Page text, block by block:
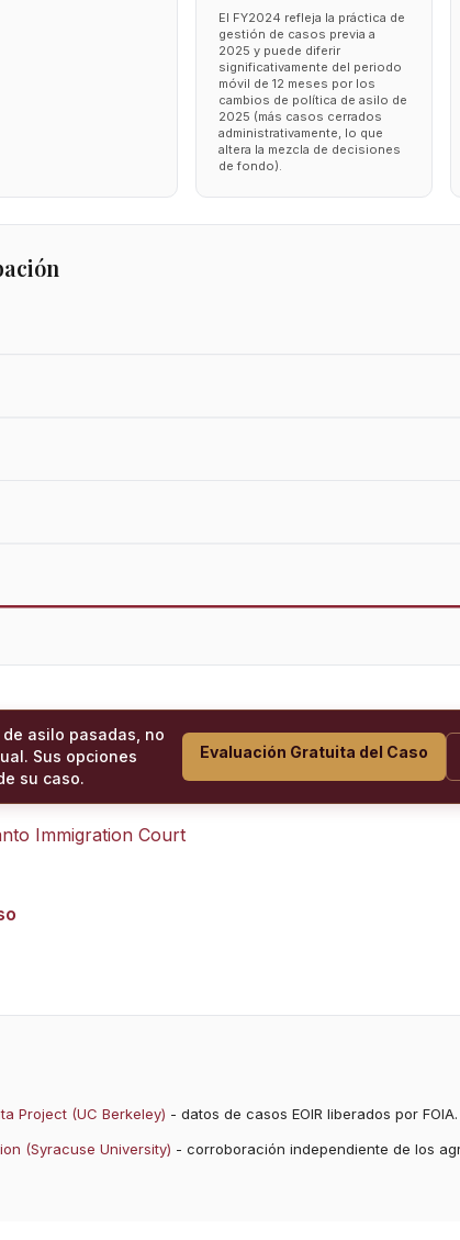
El FY2024 refleja la práctica de
gestión de casos previa a
2025 y puede diferir
significativamente del periodo
móvil de 12 meses por los
cambios de política de asilo de
2025 (más casos cerrados
administrativamente, lo que
altera la mezcla de decisiones
de fondo).
asilo pasadas, no
Sus opciones
su caso.
Evaluación Gratuita del Caso
Immigration Court
Project (UC Berkeley) - datos de casos EOIR liberados por FOIA.
(Syracuse University) - corroboración independiente de los